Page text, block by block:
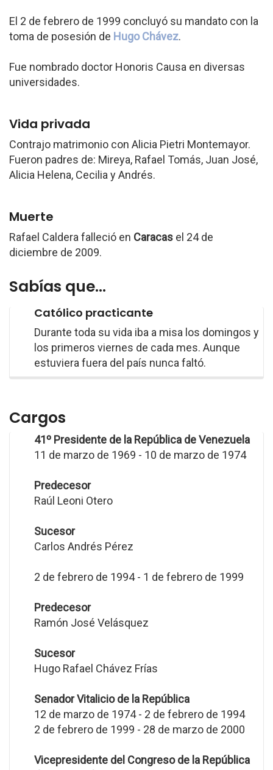
El 2 de febrero de 1999 concluyó su mandato con la
toma de posesión de Hugo Chávez.
Fue nombrado doctor Honoris Causa en diversas
universidades.
Vida privada
Contrajo matrimonio con Alicia Pietri Montemayor.
Fueron padres de: Mireya, Rafael Tomás, Juan José,
Alicia Helena, Cecilia y Andrés.
Muerte
Rafael Caldera falleció en Caracas el 24 de
diciembre de 2009.
Sabías que...
Católico practicante
Durante toda su vida iba a misa los domingos y
los primeros viernes de cada mes. Aunque
estuviera fuera del país nunca faltó.
Cargos
41º Presidente de la República de Venezuela
11 de marzo de 1969 - 10 de marzo de 1974
Predecesor
Raúl Leoni Otero
Sucesor
Carlos Andrés Pérez
2 de febrero de 1994 - 1 de febrero de 1999
Predecesor
Ramón José Velásquez
Sucesor
Hugo Rafael Chávez Frías
Senador Vitalicio de la República
12 de marzo de 1974 - 2 de febrero de 1994
2 de febrero de 1999 - 28 de marzo de 2000
Vicepresidente del Congreso de la República